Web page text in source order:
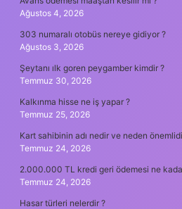
Ağustos 4, 2026
303 numaralı otobüs nereye gidiyor ?
Ağustos 3, 2026
Şeytanı ılk goren peygamber kimdir ?
Temmuz 30, 2026
Kalkınma hisse ne iş yapar ?
Temmuz 25, 2026
Kart sahibinin adı nedir ve neden
Temmuz 24, 2026
2.000.000 TL kredi geri ödemesi ne
Temmuz 24, 2026
Hasar türleri nelerdir ?